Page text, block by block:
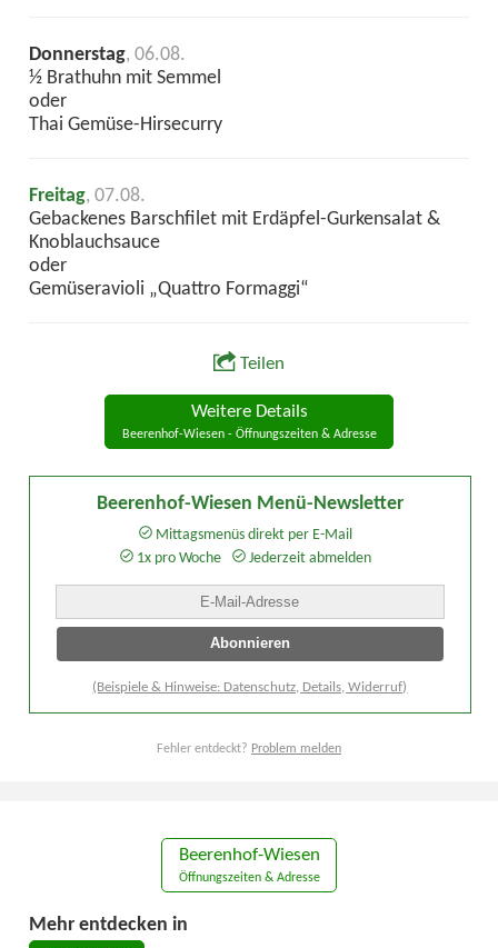
Donnerstag, 06.08.
½ Brathuhn mit Semmel
oder
Thai Gemüse-Hirsecurry
Freitag, 07.08.
Gebackenes Barschfilet mit Erdäpfel-Gurkensalat &
Knoblauchsauce
oder
Gemüseravioli „Quattro Formaggi“
Teilen
Weitere Details
Beerenhof-Wiesen - Öffnungszeiten & Adresse
Beerenhof-Wiesen Menü-Newsletter
Mittagsmenüs direkt per E-Mail
1x pro Woche
Jederzeit abmelden
(Beispiele & Hinweise: Datenschutz, Details, Widerruf)
Fehler entdeckt? Problem melden
Beerenhof-Wiesen
Öffnungszeiten & Adresse
Mehr entdecken in